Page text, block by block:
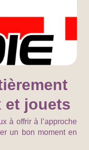
et jouets
à offrir à l’approche
un bon moment en